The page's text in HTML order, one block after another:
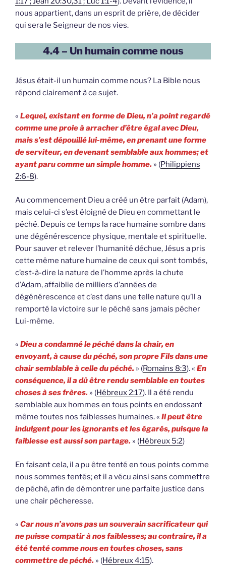
nous appartient, dans un esprit de prière, de décider
qui sera le Seigneur de nos vies.
4.4 – Un humain comme nous
Jésus était-il un humain comme nous? La Bible nous
répond clairement à ce sujet.
« Lequel, existant en forme de Dieu, n’a point regardé
comme une proie à arracher d’être égal avec Dieu,
mais s’est dépouillé lui-même, en prenant une forme
de serviteur, en devenant semblable aux hommes; et
ayant paru comme un simple homme. » (Philippiens
2:6-8).
Au commencement Dieu a créé un être parfait (Adam),
mais celui-ci s’est éloigné de Dieu en commettant le
péché. Depuis ce temps la race humaine sombre dans
une dégénérescence physique, mentale et spirituelle.
Pour sauver et relever l’humanité déchue, Jésus a pris
cette même nature humaine de ceux qui sont tombés,
c’est-à-dire la nature de l’homme après la chute
d’Adam, affaiblie de milliers d’années de
dégénérescence et c’est dans une telle nature qu’Il a
remporté la victoire sur le péché sans jamais pécher
Lui-même.
« Dieu a condamné le péché dans la chair, en
envoyant, à cause du péché, son propre Fils dans une
chair semblable à celle du péché. » (Romains 8:3). « En
conséquence, il a dû être rendu semblable en toutes
choses à ses frères. » (Hébreux 2:17). Il a été rendu
semblable aux hommes en tous points en endossant
même toutes nos faiblesses humaines. « Il peut être
indulgent pour les ignorants et les égarés, puisque la
faiblesse est aussi son partage. » (Hébreux 5:2)
En faisant cela, il a pu être tenté en tous points comme
nous sommes tentés; et il a vécu ainsi sans commettre
de péché, afin de démontrer une parfaite justice dans
une chair pécheresse.
« Car nous n’avons pas un souverain sacrificateur qui
ne puisse compatir à nos faiblesses; au contraire, il a
été tenté comme nous en toutes choses, sans
commettre de péché. » (Hébreux 4:15).